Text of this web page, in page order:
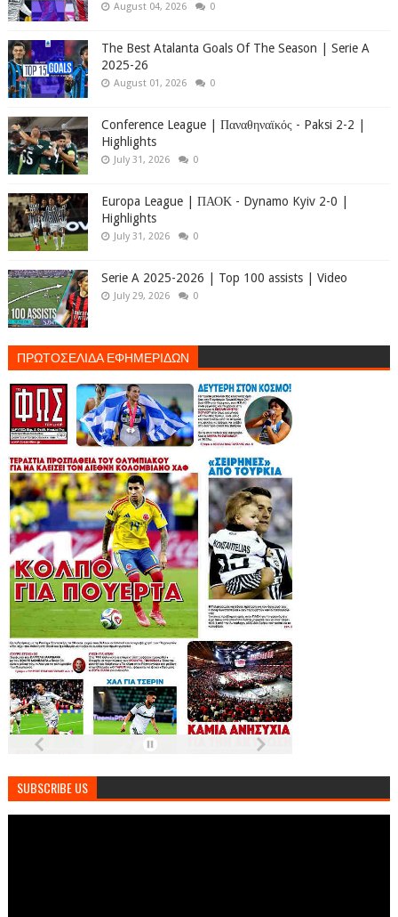
August 04, 2026 0
The Best Atalanta Goals Of The Season | Serie A
2025-26
August 01, 2026 0
Conference League | Παναθηναϊκός - Paksi 2-2 |
Highlights
July 31, 2026 0
Europa League | ΠΑΟΚ - Dynamo Kyiv 2-0 |
Highlights
July 31, 2026 0
Serie A 2025-2026 | Top 100 assists | Video
July 29, 2026 0
ΠΡΩΤΟΣΕΛΙΔΑ ΕΦΗΜΕΡΙΔΩΝ
SUBSCRIBE US